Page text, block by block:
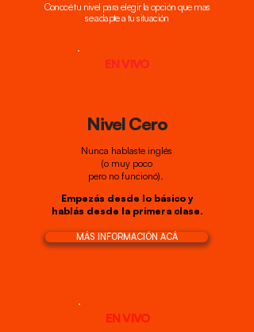
Conocé tu nivel para elegir la opción que mas
se adapte a tu situación
EN VIVO
Nivel Cero
Nunca hablaste inglés
(o muy poco
pero no funcionó).
MÁS INFORMACIÓN ACÁ
Empezás desde lo básico y
hablás desde la primera clase.
EN VIVO